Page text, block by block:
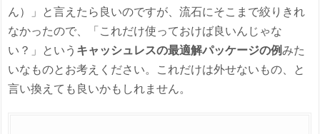
ん）」と言えたら良いのですが、流石にそこまで絞りきれ
なかったので、「これだけ使っておけば良いんじゃな
い？」という キャッシュレスの最適解パッケージの例みた
いなものとお考えください。これだけは外せないもの、と
言い換えても良いかもしれません。